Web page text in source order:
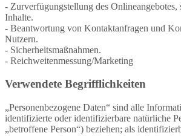
- Zurverfügungstellung des Onlineangebotes,
Inhalte.
- Beantwortung von Kontaktanfragen und
Nutzern.
- Sicherheitsmaßnahmen.
- Reichweitenmessung/Marketing
Verwendete Begrifflichkeiten
„Personenbezogene Daten“ sind alle
identifizierte oder identifizierbare natürliche
„betroffene Person“) beziehen; als